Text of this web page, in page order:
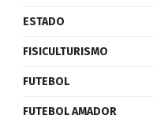
ESTADO
FISICULTURISMO
FUTEBOL
FUTEBOL AMADOR